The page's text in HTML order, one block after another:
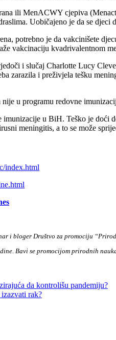
ili MenACWY cjepiva
Uobičajeno je da se
potrebno je da vakcinišete
vakcinaciju kvadrivalentnom
i slučaj Charlotte Lucy
zarazila i preživjela tešku
u programu redovne
u BiH. Teško je doći
meningitis, a to se može
index.html
i bloger Društvo za promociju
Bavi se promocijom prirodnih
da kontrolišu pandemiju?
rak?